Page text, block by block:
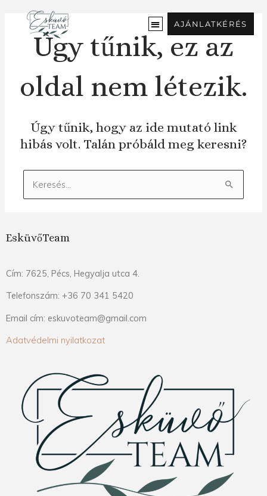
tartalomra
AJÁNLATKÉRÉS
Úgy tűnik, ez az
oldal nem létezik.
Úgy tűnik, hogy az ide mutató link
hibás volt. Talán próbáld meg keresni?
Keresés:
EsküvőTeam
Cím: 7625, Pécs, Hegyalja utca 4.
Telefonszám: +36 70 341 5420
Email cím: eskuvoteam@gmail.com
Adatvédelmi nyilatkozat